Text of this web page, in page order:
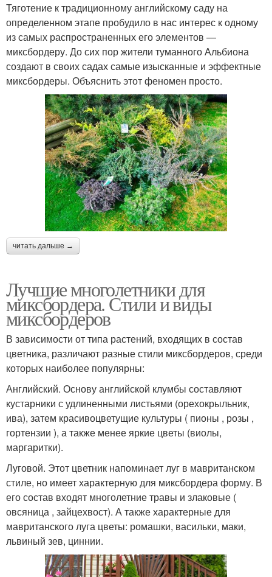
Тяготение к традиционному английскому саду на
определенном этапе пробудило в нас интерес к одному
из самых распространенных его элементов —
миксбордеру. До сих пор жители туманного Альбиона
создают в своих садах самые изысканные и эффектные
миксбордеры. Объяснить этот феномен просто.
читать дальше →
Лучшие многолетники для
миксбордера. Стили и виды
миксбордеров
В зависимости от типа растений, входящих в состав
цветника, различают разные стили миксбордеров, среди
которых наиболее популярны:
Английский. Основу английской клумбы составляют
кустарники с удлиненными листьями (орехокрыльник,
ива), затем красивоцветущие культуры ( пионы , розы ,
гортензии ), а также менее яркие цветы (виолы,
маргаритки).
Луговой. Этот цветник напоминает луг в мавританском
стиле, но имеет характерную для миксбордера форму. В
его состав входят многолетние травы и злаковые (
овсяница , зайцехвост). А также характерные для
мавританского луга цветы: ромашки, васильки, маки,
львиный зев, циннии.